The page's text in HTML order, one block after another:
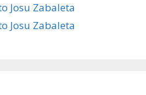
Josu Zabaleta
Josu Zabaleta